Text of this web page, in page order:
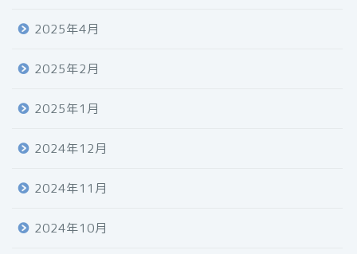
2025年4月
2025年2月
2025年1月
2024年12月
2024年11月
2024年10月